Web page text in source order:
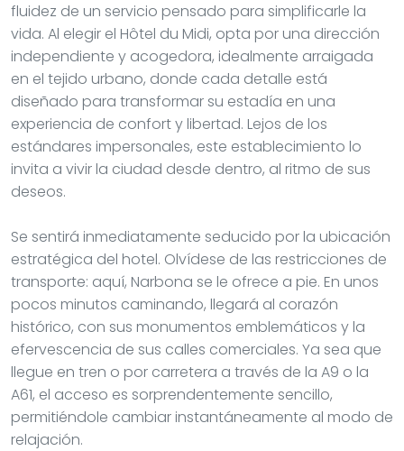
fluidez de un servicio pensado para simplificarle la
vida. Al elegir el Hôtel du Midi, opta por una dirección
independiente y acogedora, idealmente arraigada
en el tejido urbano, donde cada detalle está
diseñado para transformar su estadía en una
experiencia de confort y libertad. Lejos de los
estándares impersonales, este establecimiento lo
invita a vivir la ciudad desde dentro, al ritmo de sus
deseos.
Se sentirá inmediatamente seducido por la ubicación
estratégica del hotel. Olvídese de las restricciones de
transporte: aquí, Narbona se le ofrece a pie. En unos
pocos minutos caminando, llegará al corazón
histórico, con sus monumentos emblemáticos y la
efervescencia de sus calles comerciales. Ya sea que
llegue en tren o por carretera a través de la A9 o la
A61, el acceso es sorprendentemente sencillo,
permitiéndole cambiar instantáneamente al modo de
relajación.